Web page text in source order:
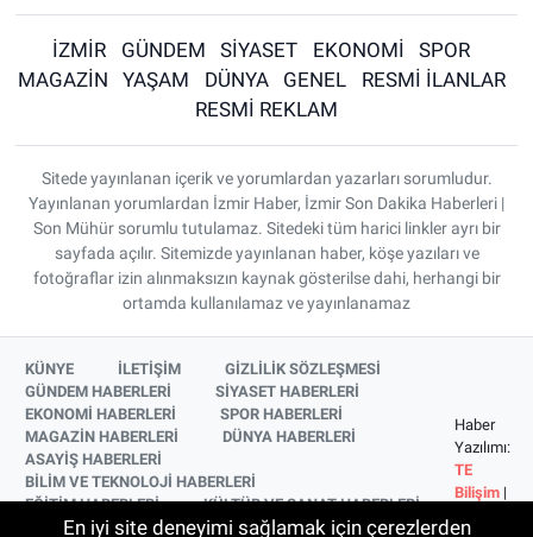
İZMİR GÜNDEM SİYASET EKONOMİ
SPOR
MAGAZİN
YAŞAM DÜNYA GENEL
RESMİ İLANLAR
RESMİ REKLAM
Sitede yayınlanan içerik ve yorumlardan yazarları sorumludur.
Yayınlanan yorumlardan İzmir Haber, İzmir Son Dakika Haberleri |
Son Mühür sorumlu tutulamaz. Sitedeki tüm harici linkler ayrı bir
sayfada açılır. Sitemizde yayınlanan haber, köşe yazıları ve
fotoğraflar izin alınmaksızın kaynak gösterilse dahi, herhangi bir
ortamda kullanılamaz ve yayınlanamaz
KÜNYE İLETİŞİM
GİZLİLİK SÖZLEŞMESİ
GÜNDEM HABERLERİ
SİYASET HABERLERİ
EKONOMİ HABERLERİ
SPOR HABERLERİ
MAGAZİN HABERLERİ
DÜNYA HABERLERİ
ASAYİŞ HABERLERİ
BİLİM VE TEKNOLOJİ HABERLERİ
EĞİTİM HABERLERİ
KÜLTÜR VE SANAT HABERLERİ
SAĞLIK HABERLERİ
YAŞAM HABERLERİ
Haber
Yazılımı:
TE
Bilişim |
En iyi site deneyimi sağlamak için çerezlerden